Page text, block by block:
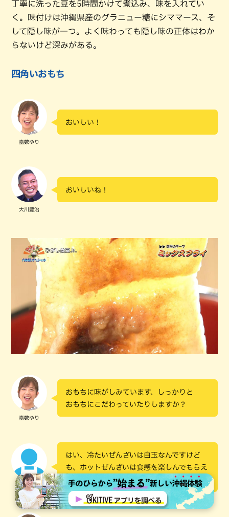
丁寧に洗った豆を5時間かけて煮込み、味を入れてい
く。味付けは沖縄県産のグラニュー糖にシママース、そ
して隠し味が一つ。よく味わっても隠し味の正体はわか
らないけど深みがある。
四角いおもち
嘉数ゆり
おいしい！
大川豊治
おいしいね！
嘉数ゆり
おもちに味がしみています、しっかりと
おもちにこだわっていたりしますか？
お店の人
はい、冷たいぜんざいは白玉なんですけど
も、ホットぜんざいは食感を楽しんでもらえ
るように、切りもちを使ってます